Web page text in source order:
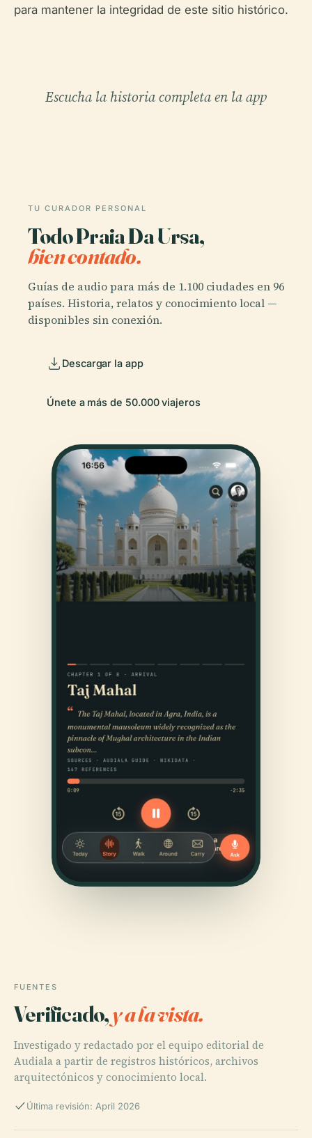
para mantener la integridad de este sitio histórico.
Escucha la historia completa en la app
TU CURADOR PERSONAL
Todo Praia Da Ursa,
bien contado.
Guías de audio para más de 1.100 ciudades en 96
países. Historia, relatos y conocimiento local —
disponibles sin conexión.
Descargar la app
Únete a más de 50.000 viajeros
FUENTES
Verificado,y a la vista.
Investigado y redactado por el equipo editorial de
Audiala a partir de registros históricos, archivos
arquitectónicos y conocimiento local.
Última revisión: April 2026